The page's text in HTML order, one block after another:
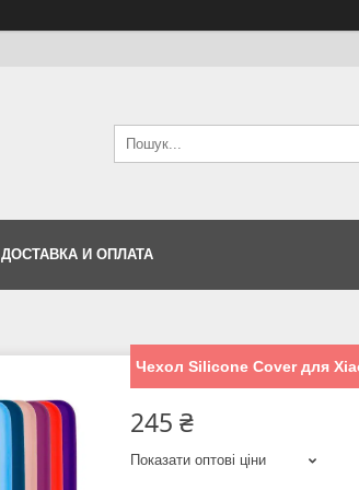
ДОСТАВКА И ОПЛАТА
Чехол Silicone Cover для
245 ₴
Показати оптові ціни